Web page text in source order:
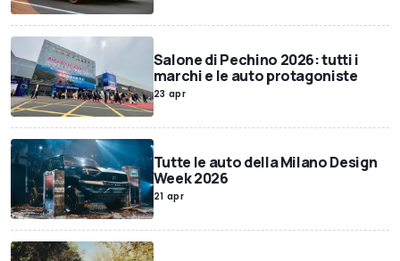
Salone di Pechino 2026: tutti i
marchi e le auto protagoniste
23 apr
Tutte le auto della Milano Design
Week 2026
21 apr